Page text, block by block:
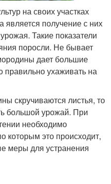
на своих участках
является получение с них
Такие показатели
поросли. Не бывает
дает большие
правильно ухаживать на
скручиваются листья, то
большой урожай. При
необходимо
которым это происходит,
меры для устранения